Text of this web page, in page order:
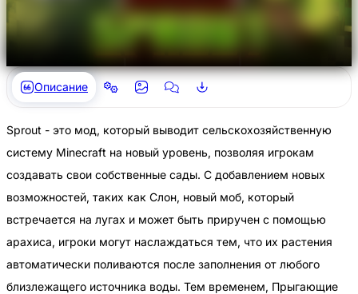
Описание
Sprout - это мод, который выводит сельскохозяйственную
систему Minecraft на новый уровень, позволяя игрокам
создавать свои собственные сады. С добавлением новых
возможностей, таких как Слон, новый моб, который
встречается на лугах и может быть приручен с помощью
арахиса, игроки могут наслаждаться тем, что их растения
автоматически поливаются после заполнения от любого
близлежащего источника воды. Тем временем, Прыгающие